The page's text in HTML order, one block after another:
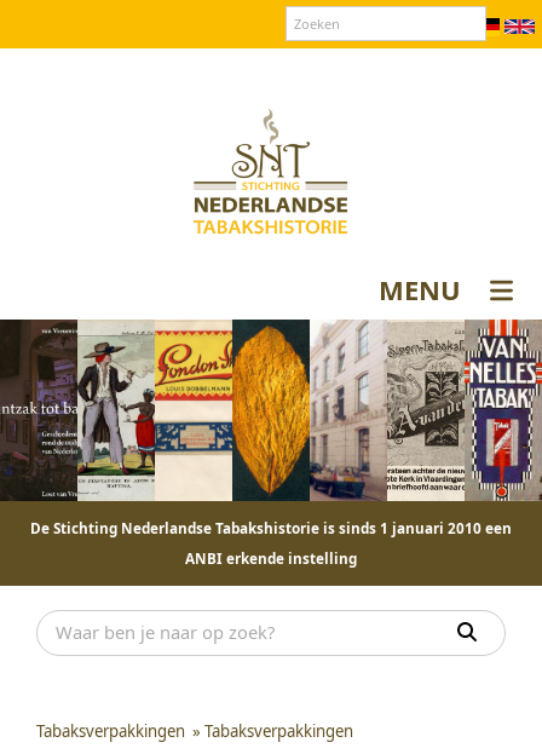
MENU
De Stichting Nederlandse Tabakshistorie is sinds 1 januari 2010 een
ANBI erkende instelling
Tabaksverpakkingen » Tabaksverpakkingen